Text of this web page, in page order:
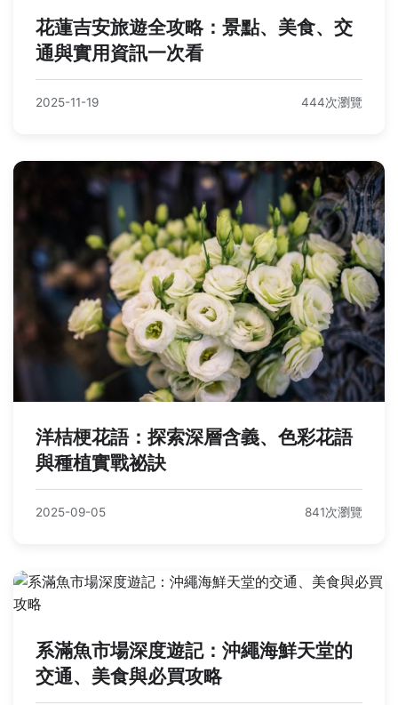
花蓮吉安旅遊全攻略：景點、美食、交
通與實用資訊一次看
2025-11-19 444次瀏覽
洋桔梗花語：探索深層含義、色彩花語
與種植實戰祕訣
2025-09-05 841次瀏覽
系滿魚市場深度遊記：沖繩海鮮天堂的
交通、美食與必買攻略